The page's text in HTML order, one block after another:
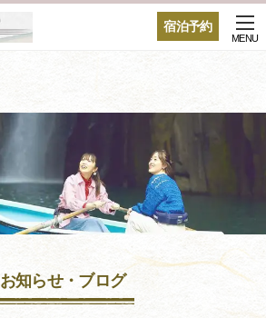
宿泊予約
MENU
お知らせ・ブログ